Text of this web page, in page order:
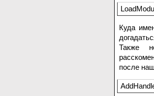
Куда
Также
после